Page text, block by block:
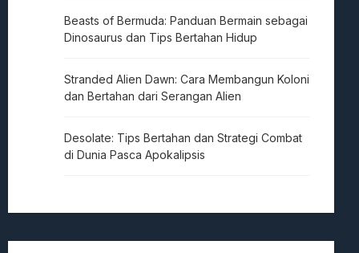
Beasts of Bermuda: Panduan Bermain sebagai
Dinosaurus dan Tips Bertahan Hidup
Stranded Alien Dawn: Cara Membangun Koloni
dan Bertahan dari Serangan Alien
Desolate: Tips Bertahan dan Strategi Combat
di Dunia Pasca Apokalipsis